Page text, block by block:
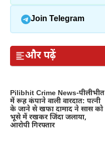
Join Telegram
और पढ़ें
Pilibhit Crime News-पीलीभीत
में रूह कंपाने वाली वारदात: पत्नी
के जाने से खफा दामाद ने सास को
भूसे में रखकर जिंदा जलाया,
आरोपी गिरफ्तार